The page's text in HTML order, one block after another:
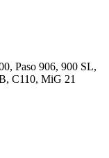
Paso 906, 900 SL,
C110, MiG 21